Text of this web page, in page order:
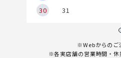
30
31
※Webからのご
※各実店舗の営業時間・休